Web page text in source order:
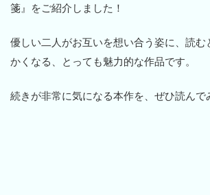
箋』をご紹介しました！
優しい二人がお互いを想い合う姿に、読む
かくなる、とっても魅力的な作品です。
続きが非常に気になる本作を、ぜひ読んで